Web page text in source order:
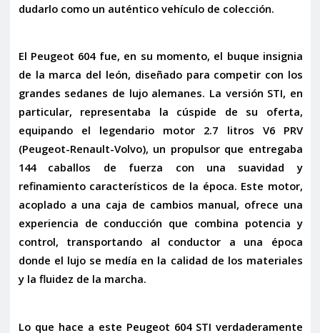
dudarlo como un auténtico vehículo de colección.
El Peugeot 604 fue, en su momento, el buque insignia
de la marca del león, diseñado para competir con los
grandes sedanes de lujo alemanes. La versión STI, en
particular, representaba la cúspide de su oferta,
equipando el legendario motor 2.7 litros V6 PRV
(Peugeot-Renault-Volvo), un propulsor que entregaba
144 caballos de fuerza con una suavidad y
refinamiento característicos de la época. Este motor,
acoplado a una caja de cambios manual, ofrece una
experiencia de conducción que combina potencia y
control, transportando al conductor a una época
donde el lujo se medía en la calidad de los materiales
y la fluidez de la marcha.
Lo que hace a este Peugeot 604 STI verdaderamente